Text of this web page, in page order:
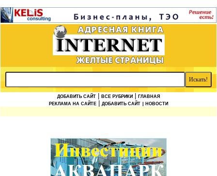
ДОБАВИТЬ САЙТ ВСЕ РУБРИКИ
ГЛАВНАЯ
РЕКЛАМА НА САЙТЕ
ДОБАВИТЬ САЙТ | НОВОСТИ